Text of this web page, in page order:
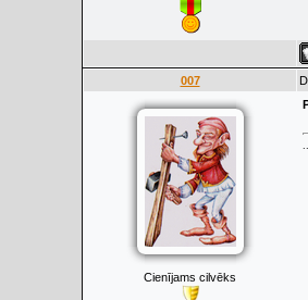
007
Cienījams cilvēks